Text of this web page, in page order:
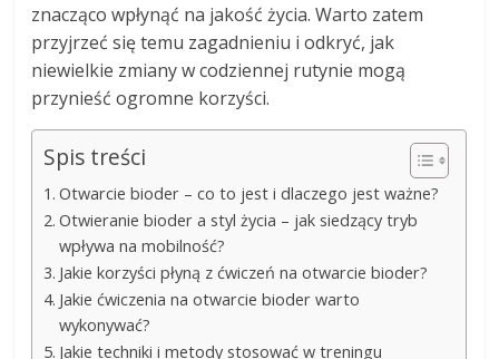
znacząco wpłynąć na jakość życia. Warto zatem
przyjrzeć się temu zagadnieniu i odkryć, jak
niewielkie zmiany w codziennej rutynie mogą
przynieść ogromne korzyści.
Spis treści
Otwarcie bioder – co to jest i dlaczego jest ważne?
Otwieranie bioder a styl życia – jak siedzący tryb
wpływa na mobilność?
Jakie korzyści płyną z ćwiczeń na otwarcie bioder?
Jakie ćwiczenia na otwarcie bioder warto
wykonywać?
Jakie techniki i metody stosować w treningu